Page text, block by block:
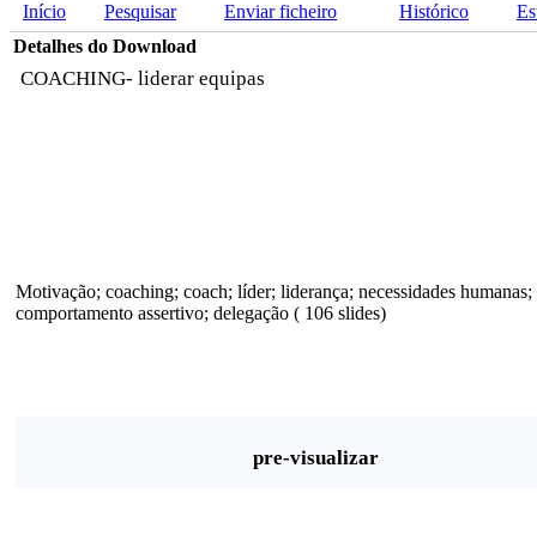
Início Pesquisar Enviar ficheiro Histórico
Detalhes do Download
COACHING- liderar equipas
Motivação; coaching; coach; líder; liderança; necessidades humanas;
comportamento assertivo; delegação ( 106 slides)
pre-visualizar